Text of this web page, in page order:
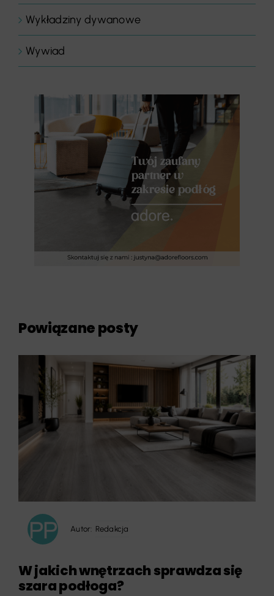
Wykładziny dywanowe
Wywiad
Powiązane posty
Autor: Redakcja
W jakich wnętrzach sprawdza się
szara podłoga?